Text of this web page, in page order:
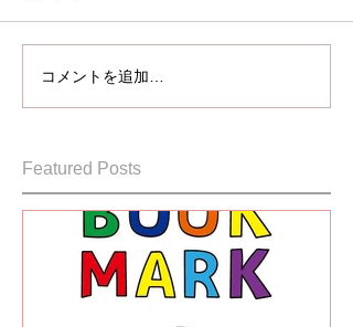
コメントを追加…
Featured Posts